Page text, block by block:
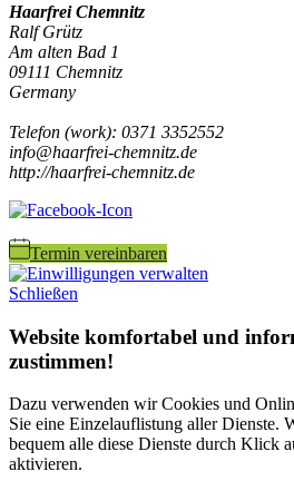
Haarfrei Chemnitz
Ralf Grütz
Am alten Bad 1
09111 Chemnitz
Germany
Telefon (work): 0371 3352552
info@haarfrei-chemnitz.de
http://haarfrei-chemnitz.de
Termin vereinbaren
Schließen
Website komfortabel und
zustimmen!
Dazu verwenden wir Cookies und
Sie eine Einzelauflistung aller Dienste.
bequem alle diese Dienste durch Klick
aktivieren.